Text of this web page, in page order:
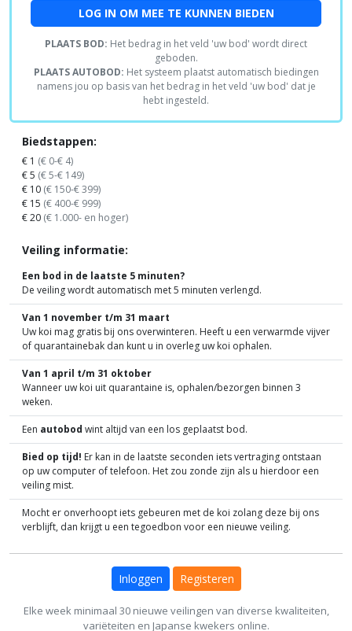
LOG IN OM MEE TE KUNNEN BIEDEN
PLAATS BOD: Het bedrag in het veld 'uw bod' wordt direct
geboden.
PLAATS AUTOBOD: Het systeem plaatst automatisch biedingen
namens jou op basis van het bedrag in het veld 'uw bod' dat je
hebt ingesteld.
Biedstappen:
€ 1 (€ 0-€ 4)
€ 5 (€ 5-€ 149)
€ 10 (€ 150-€ 399)
€ 15 (€ 400-€ 999)
€ 20 (€ 1.000- en hoger)
Veiling informatie:
Een bod in de laatste 5 minuten?
De veiling wordt automatisch met 5 minuten verlengd.
Van 1 november t/m 31 maart
Uw koi mag gratis bij ons overwinteren. Heeft u een verwarmde vijver
of quarantainebak dan kunt u in overleg uw koi ophalen.
Van 1 april t/m 31 oktober
Wanneer uw koi uit quarantaine is, ophalen/bezorgen binnen 3
weken.
Een autobod wint altijd van een los geplaatst bod.
Bied op tijd! Er kan in de laatste seconden iets vertraging ontstaan
op uw computer of telefoon. Het zou zonde zijn als u hierdoor een
veiling mist.
Mocht er onverhoopt iets gebeuren met de koi zolang deze bij ons
verblijft, dan krijgt u een tegoedbon voor een nieuwe veiling.
Inloggen Registeren
Elke week minimaal 30 nieuwe veilingen van diverse kwaliteiten,
variëteiten en Japanse kwekers online.